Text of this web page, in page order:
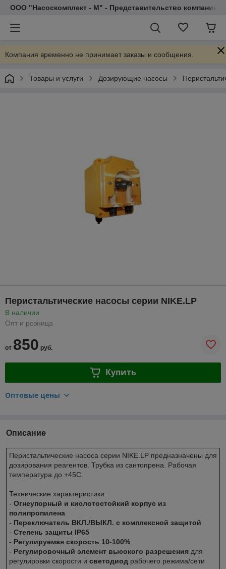
ООО "Насоскомплект - М" - Представительство компании
Компания временно не принимает заказы и сообщения.
Товары и услуги Дозирующие насосы
Перистальтические насосы серии NIKE.LP
В наличии
Опт и розница
от 850 руб.
Купить
Оптовые цены
Описание
Перистальтические насоса серии NIKE.LP предназначены для
дозирования реагентов. Трубка из сантопрена. Рабочая
температура до +45C.
Технические характеристики:
- Огнеупорный и кислотостойкий корпус из
полипропилена
- Переключатель ВКЛ./ВЫКЛ. с комплексной защитой
- Степень защиты IP65
- Регулируемая скорость 10-100%
- Регулировочный элемент высокого разрешения для
регулировки скорости и светодиод рабочего режима/сети